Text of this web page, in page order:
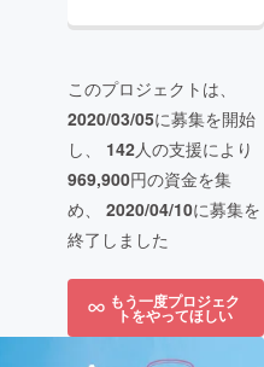
このプロジェクトは、
2020/03/05に募集を開始
し、 142人の支援により
969,900円の資金を集
め、 2020/04/10に募集を
終了しました
もう一度プロジェク
トをやってほしい